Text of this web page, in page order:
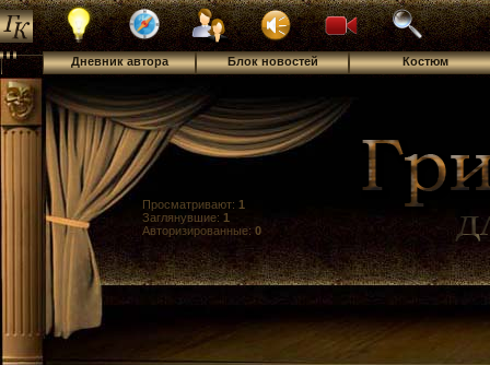
Дневник автора Блок новостей Костюм
Просматривают: 1
Заглянувшие: 1
Авторизированные: 0